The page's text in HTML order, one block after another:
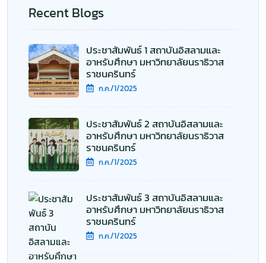
Recent Blogs
ประชาสัมพันธ์ 1 สถาบันอิสลามและ
อาหรับศึกษา มหาวิทยาลัยนราธิวาส
ราชนครินทร์
ก.ค./1/2025
ประชาสัมพันธ์ 2 สถาบันอิสลามและ
อาหรับศึกษา มหาวิทยาลัยนราธิวาส
ราชนครินทร์
ก.ค./1/2025
ประชาสัมพันธ์ 3 สถาบันอิสลามและ
อาหรับศึกษา มหาวิทยาลัยนราธิวาส
ราชนครินทร์
ก.ค./1/2025